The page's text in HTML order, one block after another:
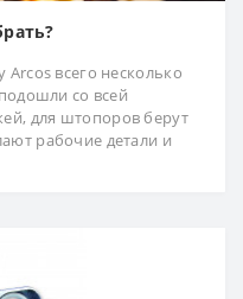
Arcos всего несколько
со всей
для штопоров берут
рабочие детали и